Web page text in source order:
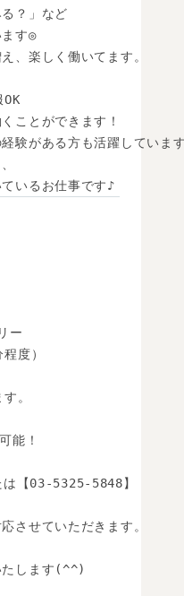
？」など
す◎
、楽しく働いてます。
ことができます！
験がある方も活躍していま
いるお仕事です♪
ー
度）
。
能！
【03-5325-5848】
させていただきます。
たします(^^)